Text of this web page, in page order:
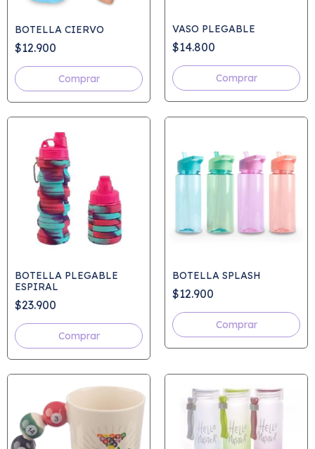
BOTELLA CIERVO
$12.900
Comprar
VASO PLEGABLE
$14.800
Comprar
BOTELLA PLEGABLE
ESPIRAL
$23.900
Comprar
BOTELLA SPLASH
$12.900
Comprar